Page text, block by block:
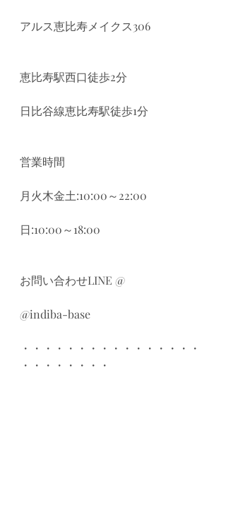
アルス恵比寿メイクス306
恵比寿駅西口徒歩2分
日比谷線恵比寿駅徒歩1分
営業時間
月火木金土:10:00～22:00
日:10:00～18:00
お問い合わせLINE @
@indiba-base
・・・・・・・・・・・・・・・・
・・・・・・・・